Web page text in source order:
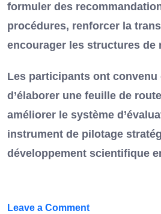
formuler des
procédures, renforcer la
encourager les structures de
Les participants ont convenu
d’élaborer une feuille de
améliorer le système
instrument de pilotage
développement scientifique
Leave a Commenton